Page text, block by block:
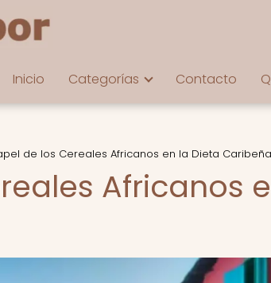
Inicio Categorías Contacto
de los Cereales Africanos en la Dieta Caribeña
Africanos